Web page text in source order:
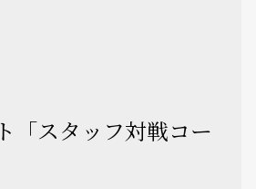
「スタッフ対戦コー